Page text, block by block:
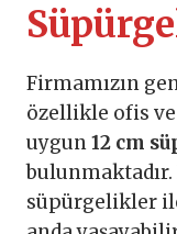
Firmamızın
özellikle ofis
uygun12 cm
süpürgelikler